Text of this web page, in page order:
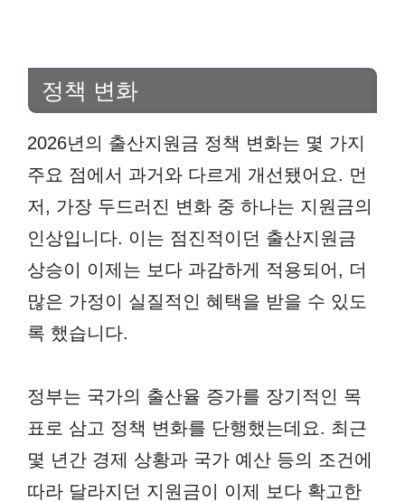
정책 변화
2026년의 출산지원금 정책 변화는 몇 가지
주요 점에서 과거와 다르게 개선됐어요. 먼
저, 가장 두드러진 변화 중 하나는 지원금의
인상입니다. 이는 점진적이던 출산지원금
상승이 이제는 보다 과감하게 적용되어, 더
많은 가정이 실질적인 혜택을 받을 수 있도
록 했습니다.
정부는 국가의 출산율 증가를 장기적인 목
표로 삼고 정책 변화를 단행했는데요. 최근
몇 년간 경제 상황과 국가 예산 등의 조건에
따라 달라지던 지원금이 이제 보다 확고한